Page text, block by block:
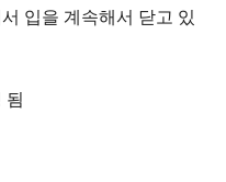
입을 계속해서 닫고 있
됨